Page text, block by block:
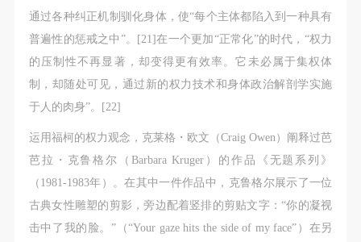
通过各种纠正机制驯化身体，使“每个主体都陷入到一种具有
普遍性的惩戒之中”。[21]在一个更加“正常化”的时代，“权力
的压制性不再显著，却变得更有效率。它未必属于集权体
制，却随处可见，通过新的权力技术和身体政治解剖学实施
于人的肉身”。[22]
运用福柯的权力观念，克莱格・欧文（Craig Owen）阐释过芭
芭拉・克鲁格尔（Barbara Kruger）的作品《无题系列》
（1981-1983年）。在其中一件作品中，克鲁格尔展示了一位
古典女性雕塑的剪影，旁边配着竖排的剪贴文字：“你的凝视
击中了我的脸。”（“Your gaze hits the side of my face”）在另